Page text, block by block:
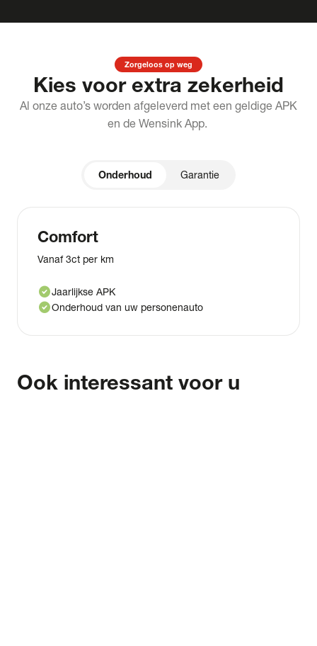
Zorgeloos op weg
Kies voor extra zekerheid
Al onze auto’s worden afgeleverd met een geldige APK
en de Wensink App.
Onderhoud Garantie
Comfort
Vanaf 3ct per km
check_circleJaarlijkse APK
check_circleOnderhoud van uw personenauto
Ook interessant voor u